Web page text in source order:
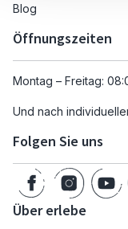
Blog
Öffnungszeiten
Montag – Freitag:
Und nach
Folgen Sie uns
Über erlebe